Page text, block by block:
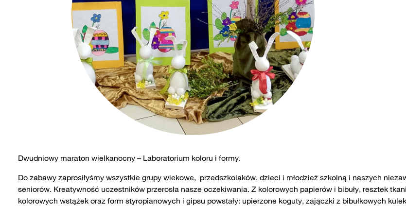
Dwudniowy maraton wielkanocny – Laboratorium koloru i formy.
Do zabawy zaprosiłyśmy wszystkie grupy wiekowe, przedszkolaków, dzieci i młodzież szkolną i naszych
seniorów. Kreatywność uczestników przerosła nasze oczekiwania. Z kolorowych papierów i bibuły, resztek
kolorowych wstążek oraz form styropianowych i gipsu powstały: upierzone koguty, zajączki z bibułkowych